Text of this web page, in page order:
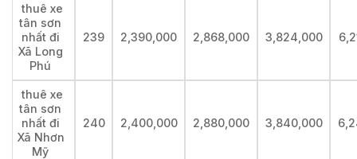
thuê xe
tân sơn
nhất đi
Xã Long
Phú
239 2,390,000 2,868,000 3,824,000
thuê xe
tân sơn
nhất đi
Xã Nhơn
Mỹ
240 2,400,000 2,880,000 3,840,000